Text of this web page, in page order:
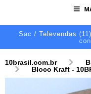
Sac / Televendas
10brasil.com.br
Bloco Kraft -